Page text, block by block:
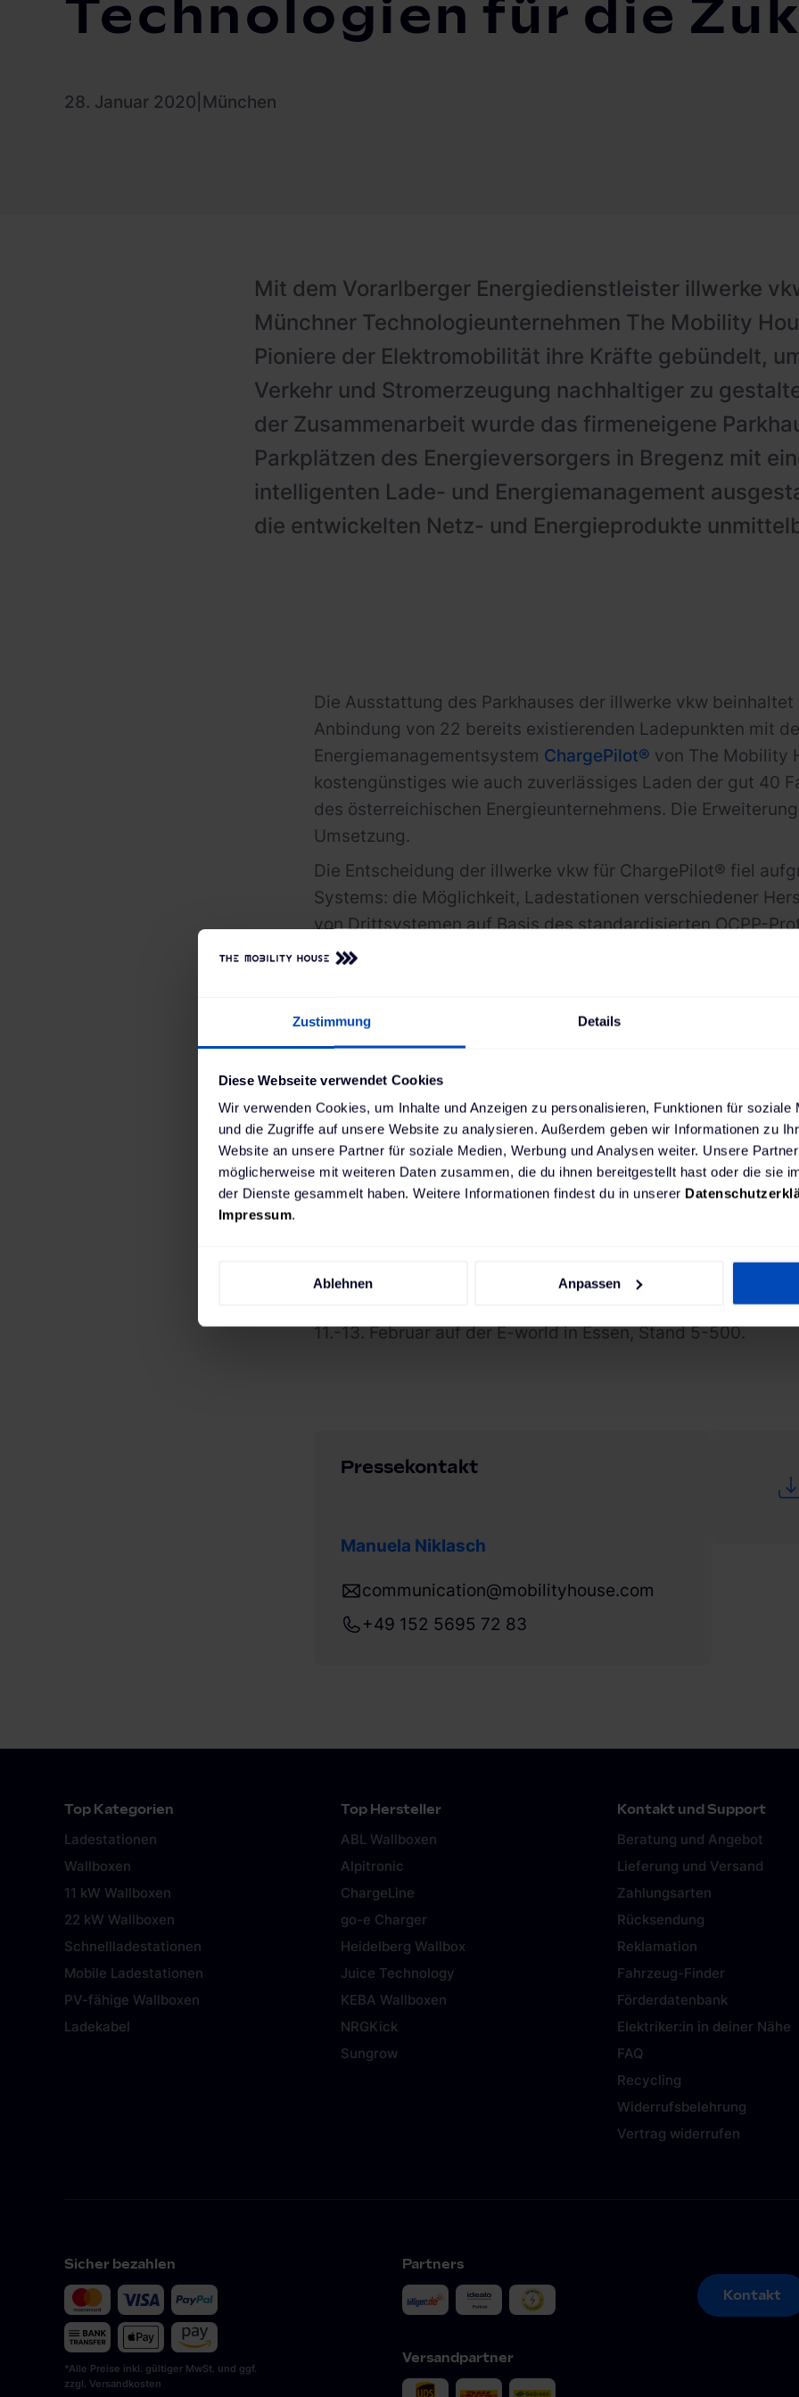
Zustimmung Details
Diese Webseite verwendet Cookies
Wir verwenden Cookies, um Inhalte und Anzeigen zu personalisieren, Funktionen für soziale
und die Zugriffe auf unsere Website zu analysieren. Außerdem geben wir Informationen zu
Website an unsere Partner für soziale Medien, Werbung und Analysen weiter. Unsere
möglicherweise mit weiteren Daten zusammen, die du ihnen bereitgestellt hast oder die sie
der Dienste gesammelt haben. Weitere Informationen findest du in unserer
Impressum.
Ablehnen Anpassen
PV-fähige Wallboxen
Balkonkraftwerke
Gewerbespeicher
Technologien für die
28. Januar 2020 München
Mit dem Vorarlberger Energiedienstleister illwerke
Münchner Technologieunternehmen The Mobility
Pioniere der Elektromobilität ihre Kräfte gebündelt,
Verkehr und Stromerzeugung nachhaltiger zu
der Zusammenarbeit wurde das firmeneigene
Parkplätzen des Energieversorgers in Bregenz mit
intelligenten Lade- und Energiemanagement
die entwickelten Netz- und Energieprodukte
Die Ausstattung des Parkhauses der illwerke vkw
Anbindung von 22 bereits existierenden Ladepunkten mit
Energiemanagementsystem ChargePilot® von The Mobility
kostengünstiges wie auch zuverlässiges Laden der gut 40
des österreichischen Energieunternehmens. Die
Umsetzung.
Die Entscheidung der illwerke vkw für ChargePilot® fiel
Systems: die Möglichkeit, Ladestationen verschiedener
von Drittsystemen auf Basis des standardisierten OCPP-
lokales Lastmanagement, das auch Netzsteuerbefehle der
Um möglichst viel selbst produzierten Strom aus
auch die Photovoltaik-Anlage auf dem Dach des
System integriert. Dies erhöht die Eigenverbrauchsquote
Die illwerke vkw und The Mobility House planen darüber
Fuhrparkverwaltungssystem über eine API zu integrieren
zu optimieren.
Die intelligente Integration von Elektroautos ins Netz
The Mobility House präsentiert die Lösung für gesteuertes
11.-13. Februar auf der E-world in Essen, Stand 5-500.
Pressekontakt
Manuela Niklasch
communication@mobilityhouse.com
+49 152 5695 72 83
Top Kategorien
Ladestationen
Wallboxen
11 kW Wallboxen
22 kW Wallboxen
Schnellladestationen
Mobile Ladestationen
PV-fähige Wallboxen
Ladekabel
Top Hersteller
ABL Wallboxen
Alpitronic
ChargeLine
go-e Charger
Heidelberg Wallbox
Juice Technology
KEBA Wallboxen
NRGKick
Sungrow
Kontakt und Support
Beratung und Angebot
Lieferung und Versand
Zahlungsarten
Rücksendung
Reklamation
Fahrzeug-Finder
Förderdatenbank
Elektriker:in in deiner Nähe
FAQ
Recycling
Widerrufsbelehrung
Vertrag widerrufen
Sicher bezahlen
*Alle Preise inkl. gültiger MwSt. und ggf.
zzgl. Versandkosten
Partners
Versandpartner
Kontakt
Kontakt